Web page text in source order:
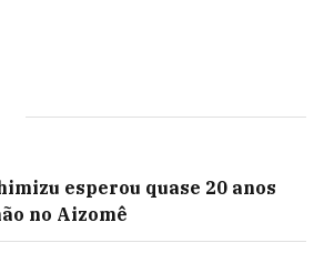
esperou quase 20 anos
no Aizomê